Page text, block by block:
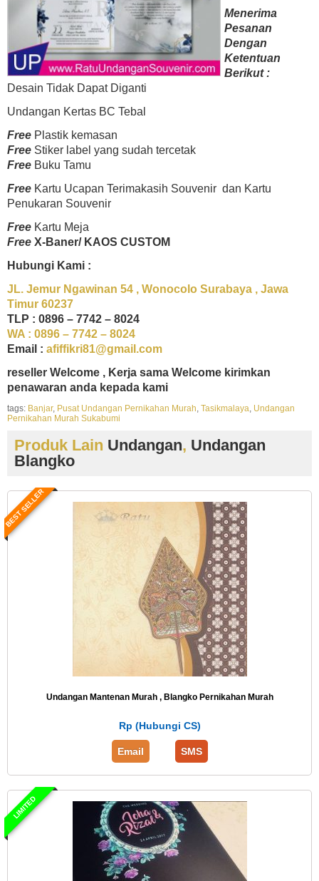
Menerima
Pesanan
Dengan
Ketentuan
Berikut :
Desain Tidak Dapat Diganti
Undangan Kertas BC Tebal
Free Plastik kemasan
Free Stiker label yang sudah tercetak
Free Buku Tamu
Free Kartu Ucapan Terimakasih Souvenir dan Kartu
Penukaran Souvenir
Free Kartu Meja
Free X-Baner/ KAOS CUSTOM
Hubungi Kami :
JL. Jemur Ngawinan 54 , Wonocolo Surabaya , Jawa
Timur 60237
TLP : 0896 – 7742 – 8024
WA : 0896 – 7742 – 8024
Email : afiffikri81@gmail.com
reseller Welcome , Kerja sama Welcome kirimkan
penawaran anda kepada kami
tags: Banjar, Pusat Undangan Pernikahan Murah, Tasikmalaya, Undangan
Pernikahan Murah Sukabumi
Produk Lain Undangan, Undangan
Blangko
BEST SELLER
Undangan Mantenan Murah , Blangko Pernikahan Murah
Rp (Hubungi CS)
Email SMS
LIMITED